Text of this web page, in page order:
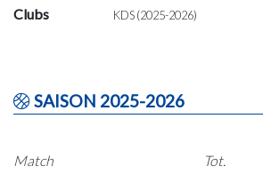
Clubs KDS (2025-2026)
SAISON 2025-2026
Match
Tot.